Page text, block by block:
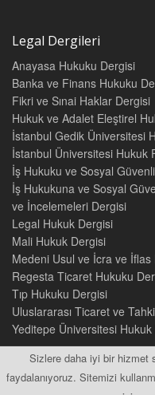
Sizlere daha iyi bir hizmet
faydalanıyoruz. Sitemizi
Legal Dergileri
Anayasa Hukuku Dergisi
Banka ve Finans Hukuku
Fikri ve Sınai Haklar Dergisi
Hukuk ve Adalet Eleştirel
İstanbul Gedik Üniversitesi
İstanbul Üniversitesi Hukuk
İş Hukuku ve Sosyal
İş Hukukuna ve Sosyal
ve İncelemeleri Dergisi
Legal Hukuk Dergisi
Mali Hukuk Dergisi
Medeni Usul ve İcra ve
Regesta Ticaret Hukuku
Tıp Hukuku Dergisi
Uluslararası Ticaret ve
Yeditepe Üniversitesi